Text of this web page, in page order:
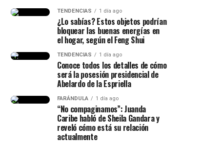
TENDENCIAS 1 día ago
¿Lo sabías? Estos objetos podrían
bloquear las buenas energías en
el hogar, según el Feng Shui
TENDENCIAS 1 día ago
Conoce todos los detalles de cómo
será la posesión presidencial de
Abelardo de la Espriella
FARÁNDULA 1 día ago
“No compaginamos”: Juanda
Caribe habló de Sheila Gandara y
reveló cómo está su relación
actualmente